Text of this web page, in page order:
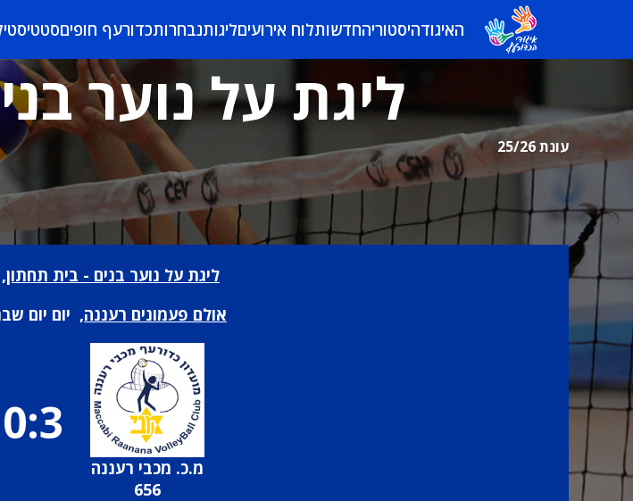
האיגודהיסטוריהחדשותלוח אירועיםליגותנבחרותכדורעף חופים
ליגת על נוער
עונת 25/26
ליגת על נוער בנים - בית תחתון,
אולם פעמונים רעננה, יום יום שבת, 09/05/2026,
מ.כ. מכבי רעננה
656
0:3